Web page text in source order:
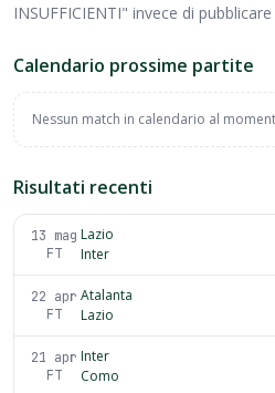
INSUFFICIENTI" invece di
Calendario prossime partite
Nessun match in calendario al
Risultati recenti
13 mag
FT
Lazio
Inter
22 apr
FT
Atalanta
Lazio
21 apr
FT
Inter
Como